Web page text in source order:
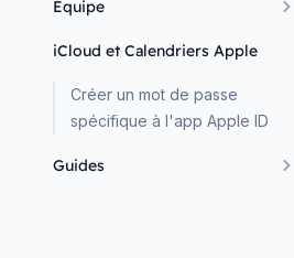
Équipe
iCloud et Calendriers Apple
Créer un mot de passe
spécifique à l'app Apple ID
Guides